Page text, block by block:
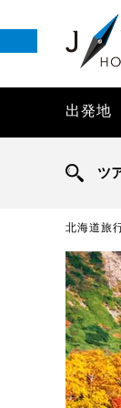
出発地
ツ
北海道旅